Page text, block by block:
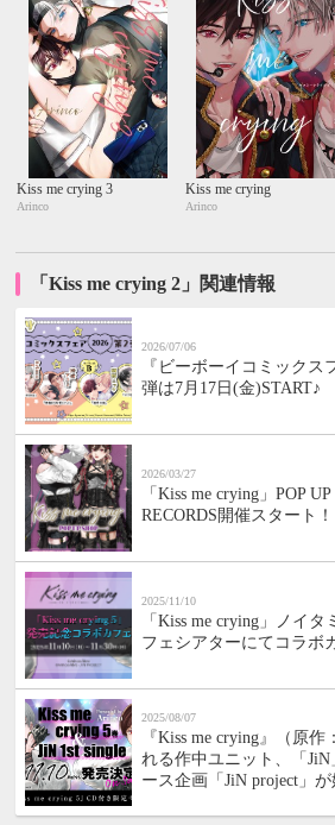
Kiss me crying 3
Arinco
Kiss me crying
Arinco
「Kiss me crying 2」関連情報
2026/07/06
『ビーボーイコミックス
弾は7月17日(金)START♪
2026/03/27
「Kiss me crying」POP
RECORDS開催スタート！
2025/11/10
「Kiss me crying」ノイ
フェシアターにてコラボ
2025/08/07
『Kiss me crying』（原
れる作中ユニット、「JiN
ース企画「JiN project」が